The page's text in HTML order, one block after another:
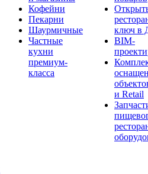
Кофейни
Пекарни
Шаурмичные
Частные
кухни
премиум-
класса
ключ в
BIM-
и Retail